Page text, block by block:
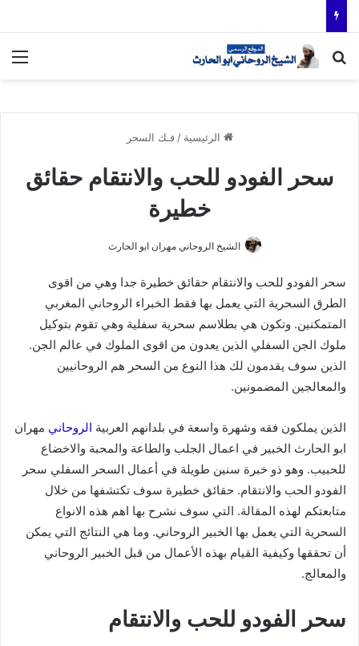
بحث عن
الرئيسية / فـك السحر
سحر الفودو للحب والانتقام حقائق
خطيرة
الشيخ الروحاني مهران ابو الحارث
سحر الفودو للحب والانتقام حقائق خطيرة جدا وهي من اقوى
الطرق السحرية التي يعمل بها فقط الخبراء الروحاني المغربي
المتمكنين. وتكون هي بطلاسم سحرية سفلية وهي تقوم بتوكيل
ملوك الجن السفلي الذين يعدون من اقوى الملوك في عالم الجن.
الذين سوف يقدمون لك هذا النوع من السحر هم الروحانيين
والمعالجين المضمونين.
الذين يملكون فقه وشهرة واسعة في بلدانهم العربية الروحاني مهران
ابو الحارث الخبير في اعمال الجلب والطاعة والمحبة والاخضاع
للحبيب. وهو ذو خبرة سنين طويلة في أعمال السحر السفلي سحر
الفودو الحب والانتقام. حقائق خطيرة سوف تكتشفها من خلال
متابعتكم لهذه المقالة. التي سوف نشرح بها اهم هذه الانواع
السحرية التي يعمل بها الخبير الروحاني. وما هي النتائج التي يمكن
أن تحققها وكيفية القيام بهذه الأعمال من قبل الخبير الروحاني
والمعالج.
سحر الفودو للحب والانتقام